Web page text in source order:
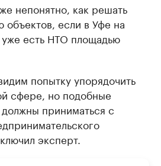
непонятно, как решать
если в Уфе на
есть НТО площадью
попытку упорядочить
сфере, но подобные
приниматься с
эксперт.